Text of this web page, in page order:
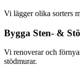
Vi lägger olika sorters
Bygga Sten- &
Vi renoverar och
stödmurar.